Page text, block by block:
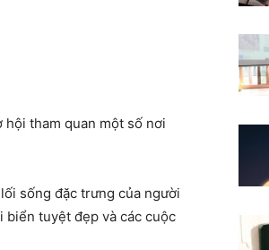
tham quan một số nơi
sống đặc trưng của người
biển tuyệt đẹp và các cuộc